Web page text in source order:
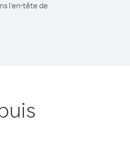
l'en-tête de